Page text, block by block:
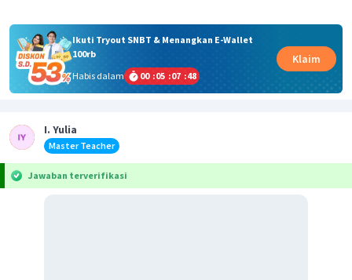
Ikuti Tryout SNBT & Menangkan E-Wallet
100rb
Habis dalam
00 :05 :07 :48
Klaim
I. Yulia
Master Teacher
Jawaban terverifikasi